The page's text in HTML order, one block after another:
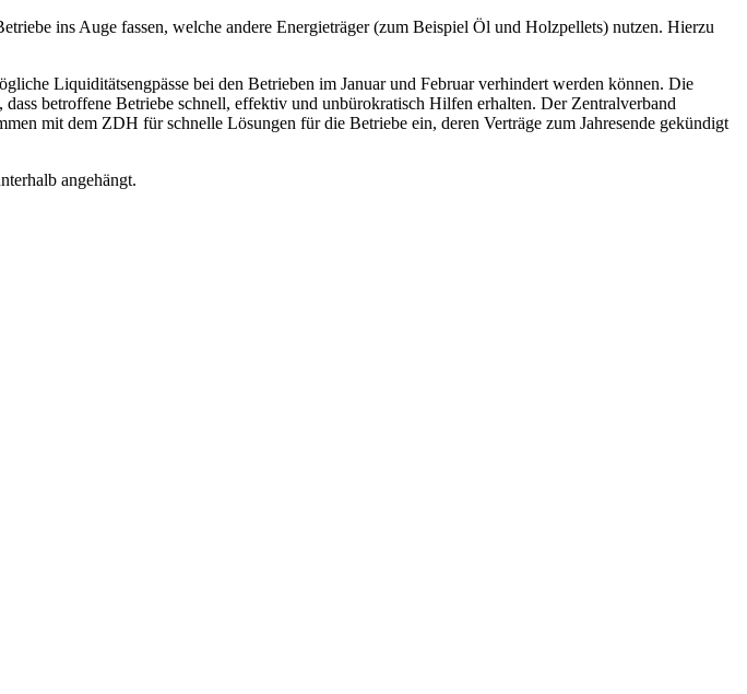
ins Auge fassen, welche andere Energieträger (zum Beispiel Öl und Holzpellets) nutzen. Hierzu
Liquiditätsengpässe bei den Betrieben im Januar und Februar verhindert werden können. Die
betroffene Betriebe schnell, effektiv und unbürokratisch Hilfen erhalten. Der Zentralverband
mit dem ZDH für schnelle Lösungen für die Betriebe ein, deren Verträge zum Jahresende gekündigt
angehängt.